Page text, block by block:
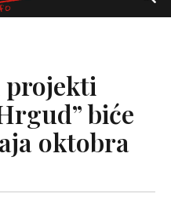
projekti
biće
oktobra